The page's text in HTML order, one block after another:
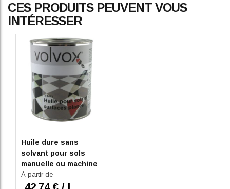
CES PRODUITS PEUVENT VOUS
INTÉRESSER
Huile dure sans
solvant pour sols
manuelle ou machine
Volvox
À partir de